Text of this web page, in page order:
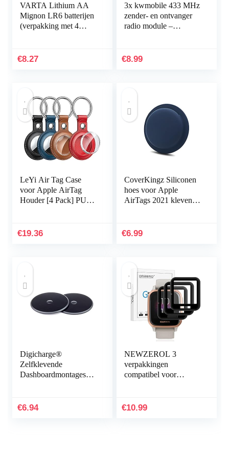
VARTA Lithium AA
Mignon LR6 batterijen
(verpakking met 4
speelgoed GPS-
€8.27
3x kwmobile 433 MHz
zender- en ontvanger
radio module –
Pi – Draadloze
€8.99
LeYi Air Tag Case
voor Apple AirTag
Houder [4 Pack] PU
AirTag Sleutelhanger
€19.36
CoverKingz Siliconen
hoes voor Apple
AirTags 2021 klevend
airtag sticker…
€6.99
Digicharge®
Zelfklevende
Dashboardmontageschi
Navigatiesysteem GPS-
€6.94
NEWZEROL 3
verpakkingen
compatibel voor
Music Screen Protector,
€10.99